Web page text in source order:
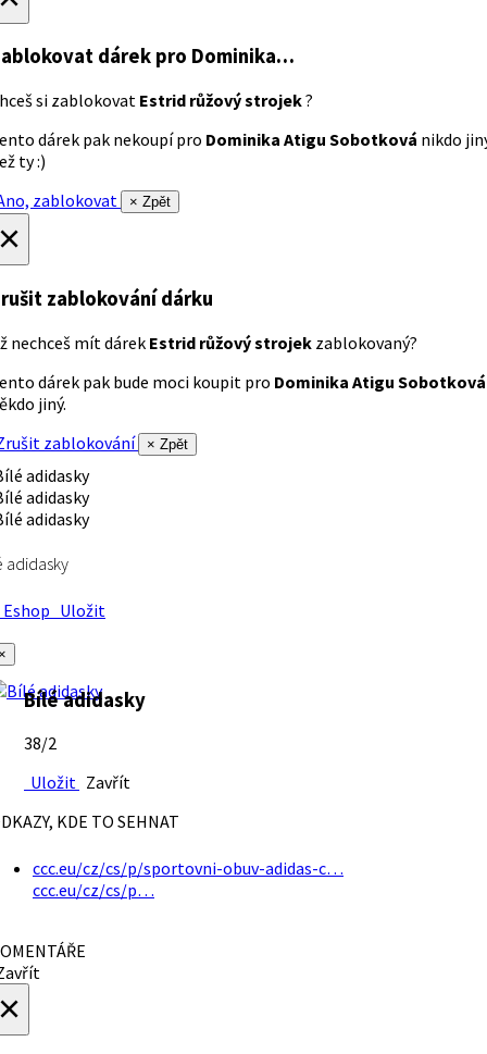
dárek pro Dominika…
si zablokovat Estrid růžový strojek?
dárek pak nekoupí pro Dominika Atigu Sobotková nikdo
ty :)
zablokovat
× Zpět
zablokování dárku
nechceš mít dárek Estrid růžový strojek zablokovaný?
dárek pak bude moci koupit pro Dominika Atigu Sobotková
jiný.
zablokování
× Zpět
adidasky
Uložit
Bílé adidasky
38/2
Uložit Zavřít
KDE TO SEHNAT
ccc.eu/cz/cs/p/sportovni-obuv-adidas-c…
ccc.eu/cz/cs/p…